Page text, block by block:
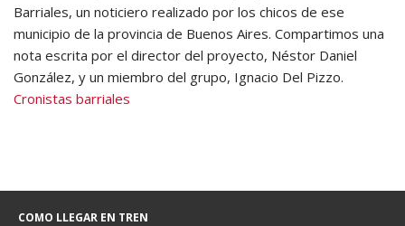
Barriales, un noticiero realizado por los chicos de ese
municipio de la provincia de Buenos Aires. Compartimos una
nota escrita por el director del proyecto, Néstor Daniel
González, y un miembro del grupo, Ignacio Del Pizzo.
Cronistas barriales
COMO LLEGAR EN TREN